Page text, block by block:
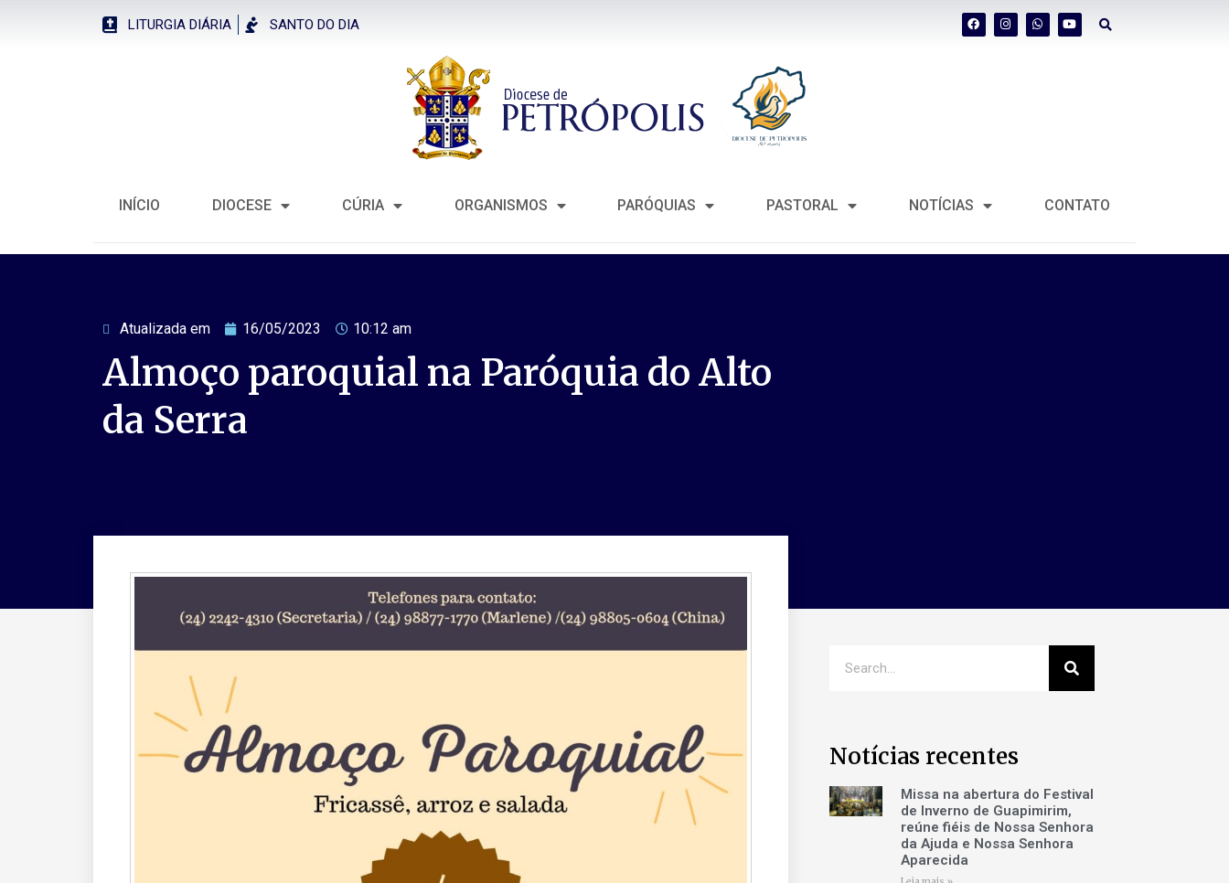
LITURGIA DIÁRIA SANTO DO DIA
INÍCIO DIOCESE CÚRIA ORGANISMOS PARÓQUIAS PASTORAL NOTÍCIAS CONTATO
Atualizada em 16/05/2023 10:12 am
Almoço paroquial na Paróquia do Alto
da Serra
Notícias recentes
Missa na abertura do Festival
de Inverno de Guapimirim,
reúne fiéis de Nossa Senhora
da Ajuda e Nossa Senhora
Aparecida